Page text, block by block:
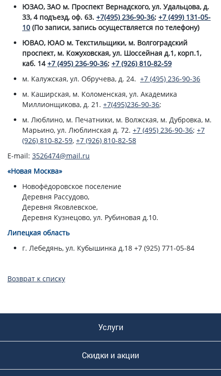
ЮЗАО, ЗАО м. Проспект Вернадского, ул. Удальцова, д.
33, 4 подъезд, оф. 63. +7(495) 236-90-36; +7 (499) 131-05-
10 (По записи, запись осуществляется по телефону)
ЮВАО, ЮАО м. Текстильщики, м. Волгоградский
проспект, м. Кожуховская, ул. Шоссейная д.1, корп.1,
каб. 14+7 (495) 236-90-36; +7 (926) 810-82-59
м. Калужская, ул. Обручева, д. 24. +7 (495) 236-90-36
м. Каширская, м. Коломенская, ул. Академика
Миллионщикова, д. 21. +7(495)236-90-36;
м. Люблино, м. Печатники, м. Волжская, м. Дубровка, м.
Марьино, ул. Люблинская д. 72. +7 (495) 236-90-36; +7
(926) 810-82-59, +7 (926) 810-82-58
E-mail: 3526474@mail.ru
«Новая Москва»
Новофёдоровское поселение
Деревня Рассудово,
Деревня Яковлевское,
Деревня Кузнецово, ул. Рубиновая д.10.
Липецкая область
г. Лебедянь, ул. Кубышинка д.18 +7 (925) 771-05-84
Возврат к списку
Услуги
Скидки и акции